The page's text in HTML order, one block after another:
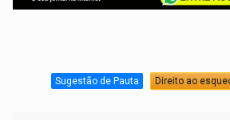
Sugestão de Pauta Direito ao